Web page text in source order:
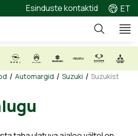
Esinduste kontaktid ET
/ Automargid / Suzuki / Suzukist